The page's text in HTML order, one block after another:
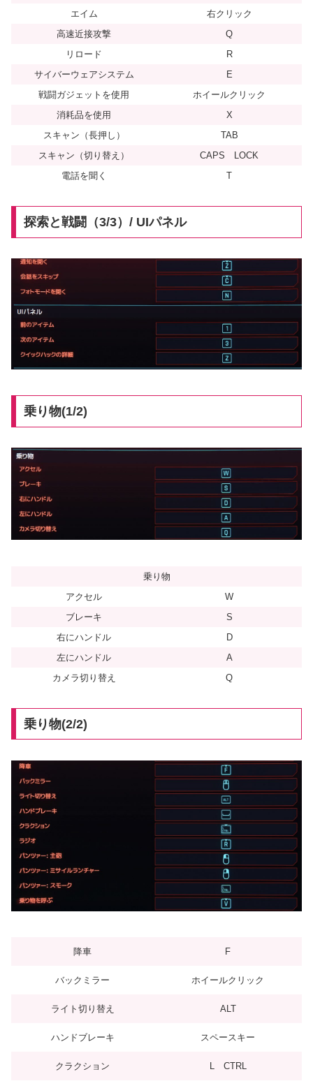
エイム
右クリック
高速近接攻撃
Q
リロード
R
サイバーウェアシステム
E
戦闘ガジェットを使用
ホイールクリック
消耗品を使用
X
スキャン（長押し）
TAB
スキャン（切り替え）
CAPS LOCK
電話を聞く
T
探索と戦闘（3/3）/ UIパネル
乗り物(1/2)
乗り物
アクセル
W
ブレーキ
S
右にハンドル
D
左にハンドル
A
カメラ切り替え
Q
乗り物(2/2)
降車 F
バックミラー ホイールクリック
ライト切り替え ALT
ハンドブレーキ スペースキー
クラクション L CTRL